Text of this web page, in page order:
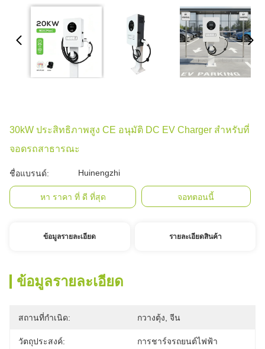
30kW ประสิทธิภาพสูง CE อนุมัติ DC EV Charger สําหรับที่
จอดรถสาธารณะ
ชื่อแบรนด์: Huinengzhi
หา ราคา ที่ ดี ที่สุด จอทตอนนี้
ข้อมูลรายละเอียด รายละเอียดสินค้า
ข้อมูลรายละเอียด
สถานที่กำเนิด: กวางตุ้ง, จีน
วัตถุประสงค์: การชาร์จรถยนต์ไฟฟ้า